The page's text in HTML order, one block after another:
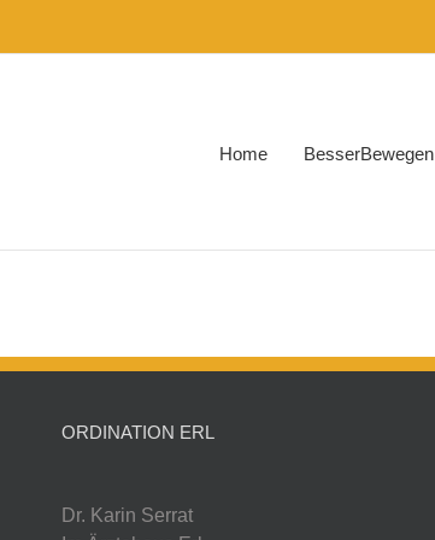
Home BesserBewegen
ORDINATION ERL
Dr. Karin Serrat